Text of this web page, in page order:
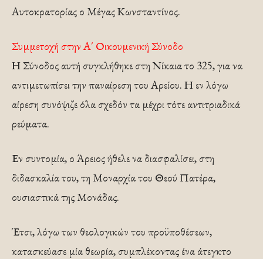
Αυτοκρατορίας ο Μέγας Κωνσταντίνος.
Συμμετοχή στην Α΄ Οικουμενική Σύνοδο
Η Σύνοδος αυτή συγκλήθηκε στη Νίκαια το 325, για να
αντιμετωπίσει την παναίρεση του Αρείου. Η εν λόγω
αίρεση συνόψιζε όλα σχεδόν τα μέχρι τότε αντιτριαδικά
ρεύματα.
Εν συντομία, ο Άρειος ήθελε να διασφαλίσει, στη
διδασκαλία του, τη Μοναρχία του Θεού Πατέρα,
ουσιαστικά της Μονάδας.
Έτσι, λόγω των θεολογικών του προϋποθέσεων,
κατασκεύασε μία θεωρία, συμπλέκοντας ένα άτεγκτο